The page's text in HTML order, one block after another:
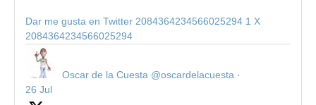
Dar me gusta en Twitter 2084364234566025294 1 X
2084364234566025294
Oscar de la Cuesta @oscardelacuesta ·
26 Jul